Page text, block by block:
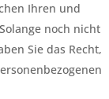
Ihren und
noch nicht
Sie das Recht,